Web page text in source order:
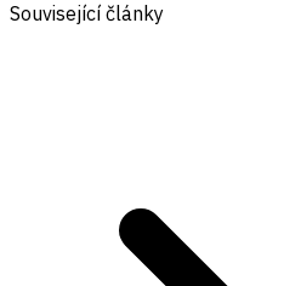
Související články